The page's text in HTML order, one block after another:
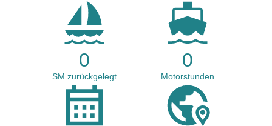
0
SM zurückgelegt
0
Motorstunden